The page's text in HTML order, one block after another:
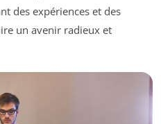
des expériences et des
un avenir radieux et